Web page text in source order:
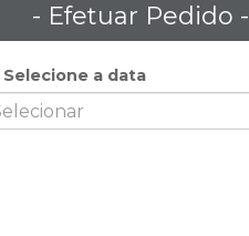
- Efetuar Pedido -
Selecione a data